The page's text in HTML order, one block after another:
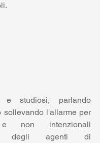
e studiosi, parlando
sollevando l'allarme per
non intenzionali
degli agenti di